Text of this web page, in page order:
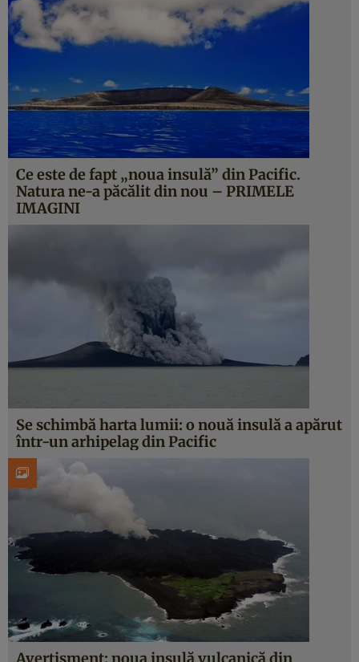
Ce este de fapt „noua insulă” din Pacific.
Natura ne-a păcălit din nou – PRIMELE
IMAGINI
Se schimbă harta lumii: o nouă insulă a apărut
într-un arhipelag din Pacific